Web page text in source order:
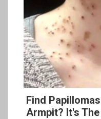
Find
Armpit? It's